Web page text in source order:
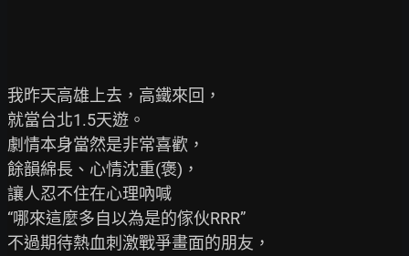
我昨天高雄上去，高鐵來回，
就當台北1.5天遊。
劇情本身當然是非常喜歡，
餘韻綿長、心情沈重(褒)，
讓人忍不住在心理吶喊
“哪來這麼多自以為是的傢伙RRR”
不過期待熱血刺激戰爭畫面的朋友，